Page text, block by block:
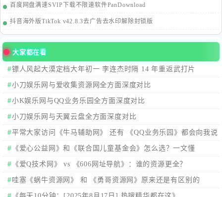
百度网盘满速SVIP下载不限速软件PanDownload
抖音海外版TikTok v42.8.3去广告去水印解除封锁版
大家都在看
镖人风起大漠定档大年初一 李连杰时隔 14 年重返武打片
小刀娱乐网与爱收集资源网全方面深度对比
小K娱乐网与QQ业务乐园全方面深度对比
小刀娱乐网与天翼云盘全方面深度对比
平常大家访问《牛马辅助网》 还有 《QQ业务乐园》都会向我说
有大大的区别，我来看看在哪？
《爱心公益网》和《联合国儿童基金会》怎么选？一文懂
《爱Q技术网》 vs 《606网址导航》：谁的资源更全？
哇塞《蜗牛资源网》 和 《勇哥资源网》原来还是有区别的